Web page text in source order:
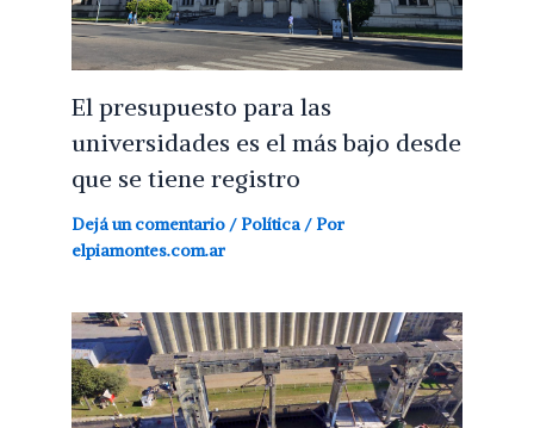
El presupuesto para las
universidades es el más bajo desde
que se tiene registro
Dejá un comentario /Política / Por
elpiamontes.com.ar